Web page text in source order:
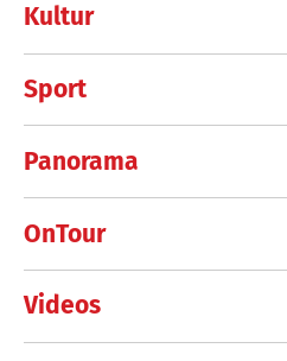
Kultur
Sport
Panorama
OnTour
Videos